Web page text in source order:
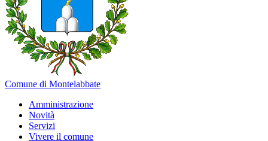
Comune di Montelabbate
Amministrazione
Novità
Servizi
Vivere il comune